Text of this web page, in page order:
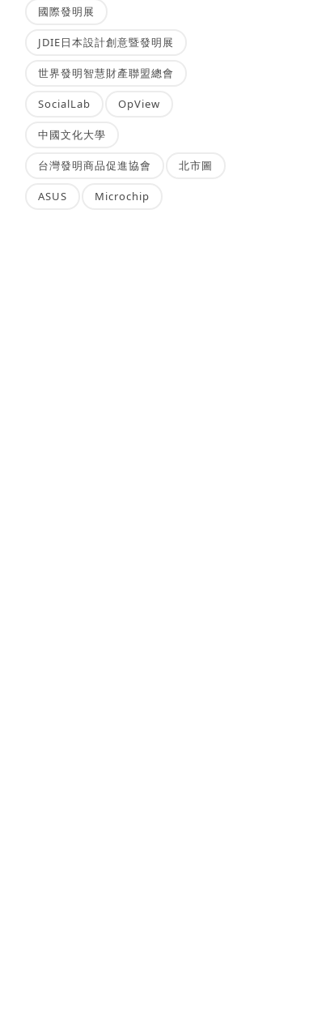
國際發明展
JDIE日本設計創意暨發明展
世界發明智慧財產聯盟總會
SocialLab OpView
中國文化大學
台灣發明商品促進協會 北市圖
ASUS Microchip